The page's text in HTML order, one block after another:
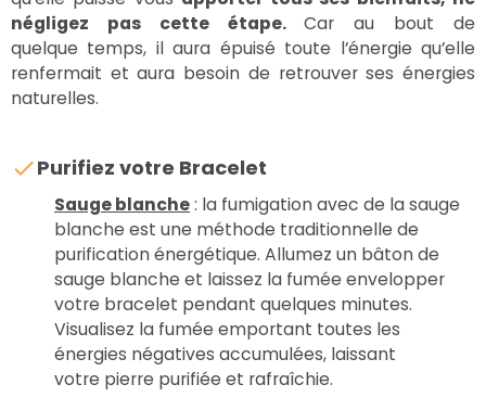
négligez pas cette étape.Car au bout de
quelque temps, il aura épuisé toute l’énergie qu’elle
renfermait et aura besoin de retrouver ses énergies
naturelles.
Purifiez votre Bracelet
Sauge blanche: la fumigation avec de la sauge
blanche est une méthode traditionnelle de
purification énergétique. Allumez un bâton de
sauge blanche et laissez la fumée envelopper
votre bracelet pendant quelques minutes.
Visualisez la fumée emportant toutes les
énergies négatives accumulées, laissant
votre pierre purifiée et rafraîchie.